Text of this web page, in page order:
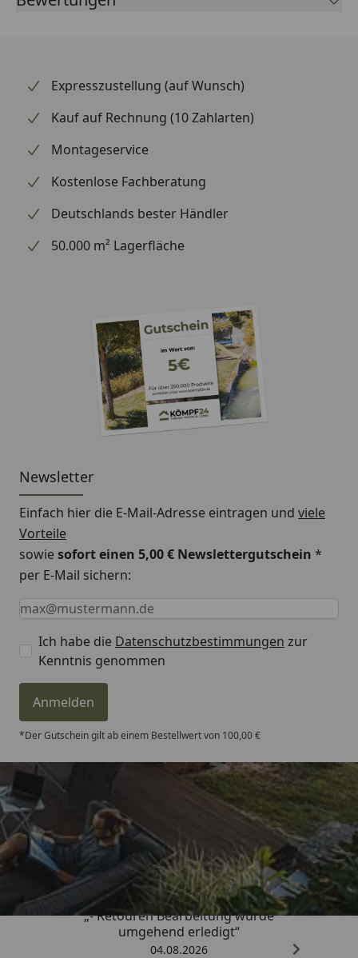
Rennstrecke / Trackday – mit der SBS-Formnummer
658 finden Sie über die SBS-Anwendungsliste schnell
Vertrauen Sie beim Bremsen auf die Erfahrung des
Expresszustellung (auf Wunsch)
Kauf auf Rechnung (10 Zahlarten)
Montageservice
Kostenlose Fachberatung
Deutschlands bester Händler
50.000 m² Lagerfläche
Newsletter
Einfach hier die E-Mail-Adresse eintragen und viele
Vorteile
sowiesofort einen 5,00 € Newslettergutschein *
per E-Mail sichern:
Keine Eingabe erforderlich
Eingabe erforderlich
E-Mail *
Ich habe die Datenschutzbestimmungen zur
Kenntnis genommen
Anmelden
*Der Gutschein gilt ab einem Bestellwert von 100,00 €
Trusted Shops
4,81/ 5
„- Retouren Bearbeitung wurde
umgehend erledigt“
04.08.2026